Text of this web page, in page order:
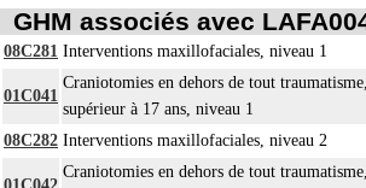
GHM associés avec
08C281 Interventions maxillofaciales, niveau 1
01C041
Craniotomies en dehors de tout
supérieur à 17 ans, niveau 1
08C282 Interventions maxillofaciales, niveau 2
Craniotomies en dehors de tout